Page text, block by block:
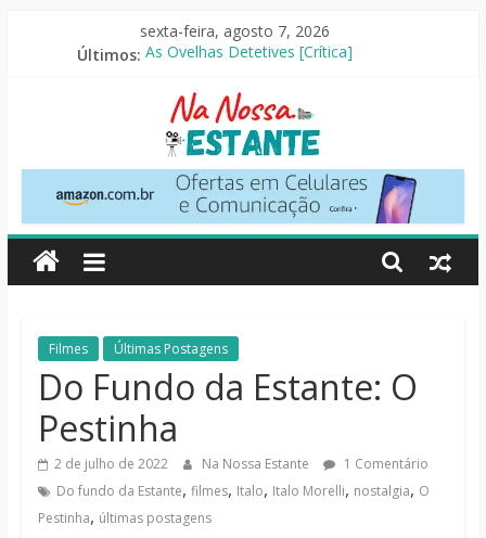
sexta-feira, agosto 7, 2026
Últimos: As Ovelhas Detetives [Crítica]
Slow Horses – 3ª Temporada [Crítica]
Seus Amigos e Vizinhos [Crítica]
O Pistoleiro [Resenha Literária]
Na
Nossa
Estante
Críticas
livros,
filmes,
séries
Filmes Últimas Postagens
Do Fundo da Estante: O
Pestinha
2 de julho de 2022 Na Nossa Estante
1 Comentário
Do fundo da Estante, filmes, Italo, Italo Morelli, nostalgia, O
Pestinha, últimas postagens